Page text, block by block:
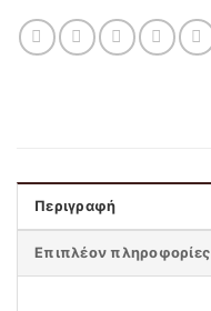
Περιγραφή
Επιπλέον πληροφορίες